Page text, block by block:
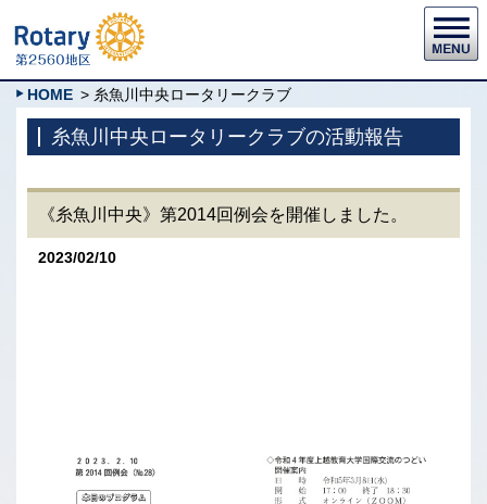
HOME > 糸魚川中央ロータリークラブ
糸魚川中央ロータリークラブの活動報告
《糸魚川中央》第2014回例会を開催しました。
2023/02/10